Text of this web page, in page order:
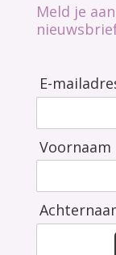
Meld je
E-
Voornaam